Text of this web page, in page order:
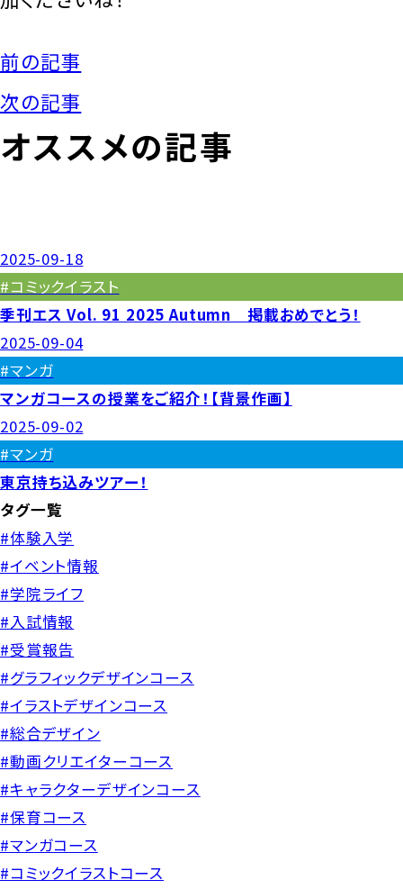
前の記事
次の記事
オススメの記事
2025-09-18
#コミックイラスト
季刊エス Vol. 91 2025 Autumn 掲載おめでとう！
2025-09-04
#マンガ
マンガコースの授業をご紹介！【背景作画】
2025-09-02
#マンガ
東京持ち込みツアー！
タグ一覧
#体験入学
#イベント情報
#学院ライフ
#入試情報
#受賞報告
#グラフィックデザインコース
#イラストデザインコース
#総合デザイン
#動画クリエイターコース
#キャラクターデザインコース
#保育コース
#マンガコース
#コミックイラストコース